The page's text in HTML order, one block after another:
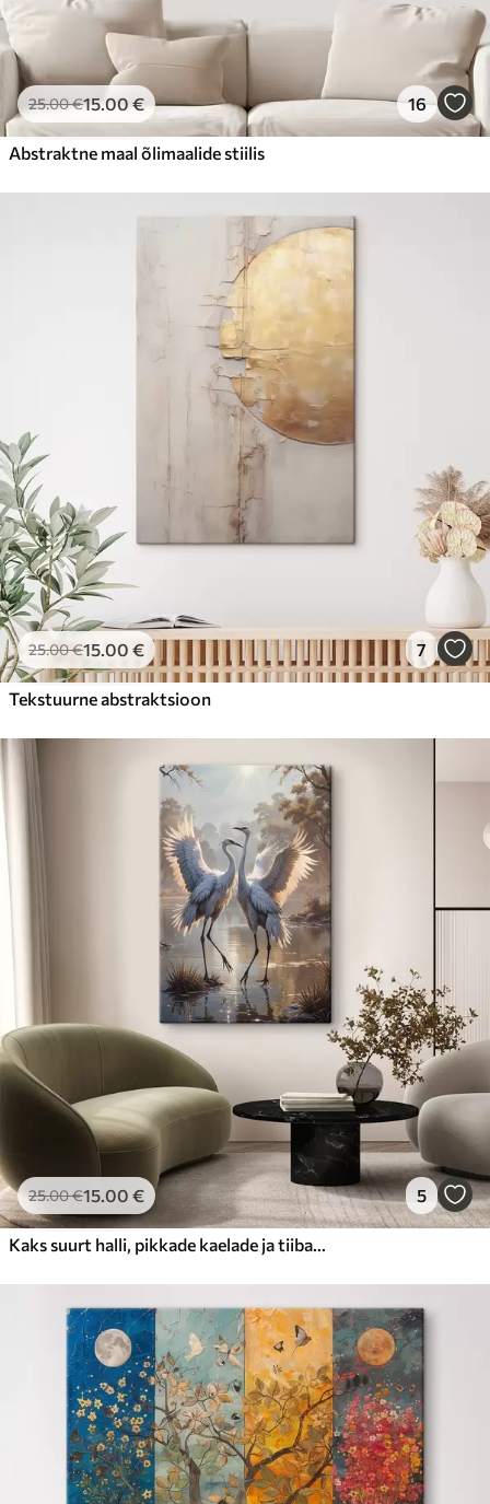
25.00€15.00€ 16
Abstraktne maal õlimaalide stiilis
25.00€15.00 € 7
Tekstuurne abstraktsioon
25.00€15.00 € 5
Kaks suurt halli, pikkade kaelade ja tiibadega kraanat, mis seisavad puudest ümbritsetud udujärves